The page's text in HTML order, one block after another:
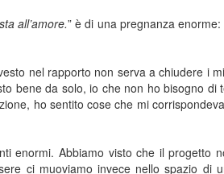
all’amore.” è di una pregnanza
nel rapporto non serva a chiudere i
bene da solo, io che non ho bisogno di
ho sentito cose che mi
enormi. Abbiamo visto che il progetto
ci muoviamo invece nello spazio di